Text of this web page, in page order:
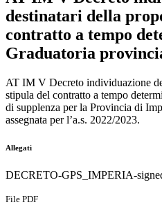
destinatari della
contratto a tempo
Graduatoria
AT IM V Decreto individuazione
stipula del contratto a tempo
di supplenza per la Provincia di
assegnata per l’a.s. 2022/2023.
Allegati
DECRETO-GPS_IMPERIA-
File PDF